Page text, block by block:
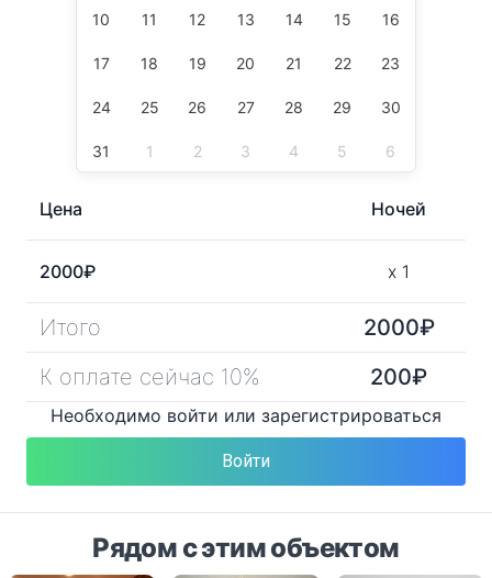
10 11 12 13 14 15 16
17 18 19 20 21 22 23
24 25 26 27 28 29 30
31 1 2 3 4 5 6
Цена Ночей
2000₽ x 1
Итого 2000₽
К оплате сейчас 10%
200₽
Необходимо войти или зарегистрироваться
Войти
Рядом с этим объектом